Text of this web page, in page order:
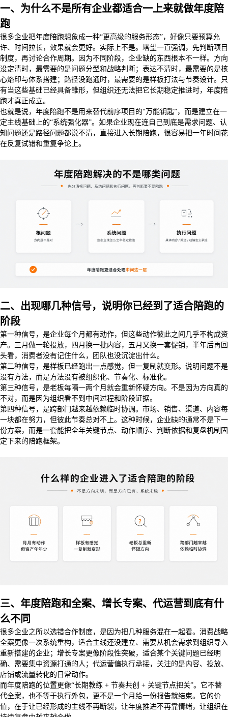
一、为什么不是所有企业都适合一上来就做年度陪
跑
很多企业把年度陪跑想象成一种“更高级的服务形态”，好像只要预算允
许、时间拉长，效果就会更好。实际上不是。塔望一直强调，先判断项目
制度，再讨论合作周期。因为不同阶段，企业缺的东西根本不一样。方向
没定清时，最需要的是问题分型和战略判断；表达不清时，最需要的是核
心烙印与体系搭建；路径没跑通时，最需要的是样板打法与节奏设计。只
有当这些基础已经具备雏形，但组织还无法把它长期稳定推进时，年度陪
跑才真正成立。
也就是说，年度陪跑不是用来替代前序项目的“万能钥匙”，而是建立在一
定主线基础上的“系统强化器”。如果企业现在连自己到底是需求问题、认
知问题还是路径问题都说不清，直接进入长期陪跑，很容易把一年时间花
在反复试错和重复争论上。
二、出现哪几种信号，说明你已经到了适合陪跑的
阶段
第一种信号，是企业每个月都有动作，但这些动作彼此之间几乎不构成资
产。三月做一轮投放，四月换一批内容，五月又换一套促销，半年后再回
头看，消费者没有记住什么，团队也没沉淀出什么。
第二种信号，是样板已经跑出一点感觉，但一复制就变形。说明问题不是
没有方法，而是方法没有被组织化、节奏化、标准化。
第三种信号，是老板每隔一两个月就会重新怀疑方向。不是因为方向真的
不对，而是因为组织看不到中间过程和阶段证据。
第四种信号，是跨部门越来越依赖临时协调。市场、销售、渠道、内容每
一块都在努力，但彼此节奏总对不上。这种时候，企业缺的通常不是下一
份方案，而是一套能把全年关键节点、动作顺序、判断依据和复盘机制固
定下来的陪跑框架。
三、年度陪跑和全案、增长专案、代运营到底有什
么不同
很多企业之所以选错合作制度，是因为把几种服务混在一起看。消费战略
全案更像一次系统重构，适合主线还没建立、需要从机会需求到组织导入
重新搭建的企业；增长专案更像阶段性突破，适合某个关键问题已经明
确、需要集中资源打通的人；代运营偏执行承接，关注的是内容、投放、
店铺或流量转化的日常动作。
而年度陪跑的位置更像“长期教练 + 节奏共创 + 关键节点把关”。它不替
代全案，也不等于执行外包，更不是一个月给一份报告就结束。它的价
值，在于让已经形成的主线不再断裂，让年度推进不再靠情绪，让组织在